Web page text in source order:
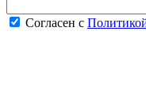
Согласен с